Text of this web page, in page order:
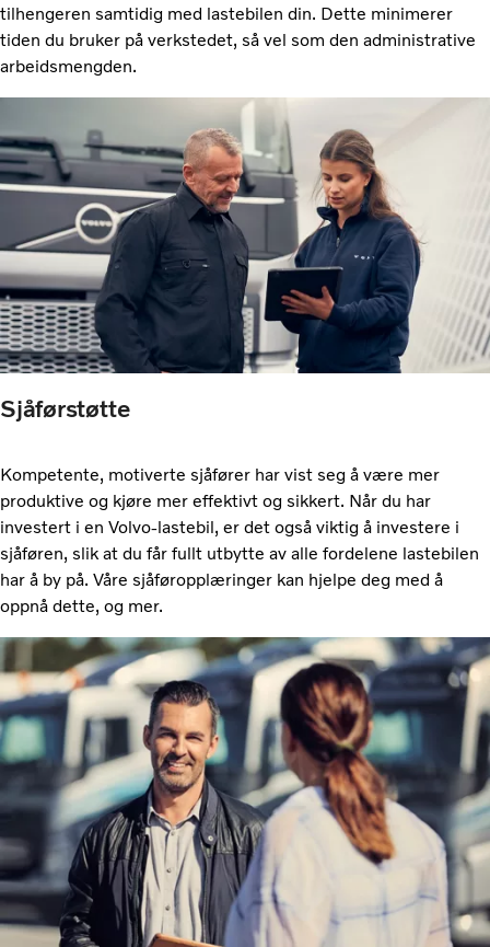
tilhengeren samtidig med lastebilen din. Dette minimerer
tiden du bruker på verkstedet, så vel som den administrative
arbeidsmengden.
Sjåførstøtte
Kompetente, motiverte sjåfører har vist seg å være mer
produktive og kjøre mer effektivt og sikkert. Når du har
investert i en Volvo-lastebil, er det også viktig å investere i
sjåføren, slik at du får fullt utbytte av alle fordelene lastebilen
har å by på. Våre sjåføropplæringer kan hjelpe deg med å
oppnå dette, og mer.